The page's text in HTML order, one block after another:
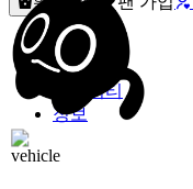
밐타운
피드
커뮤니티
정보